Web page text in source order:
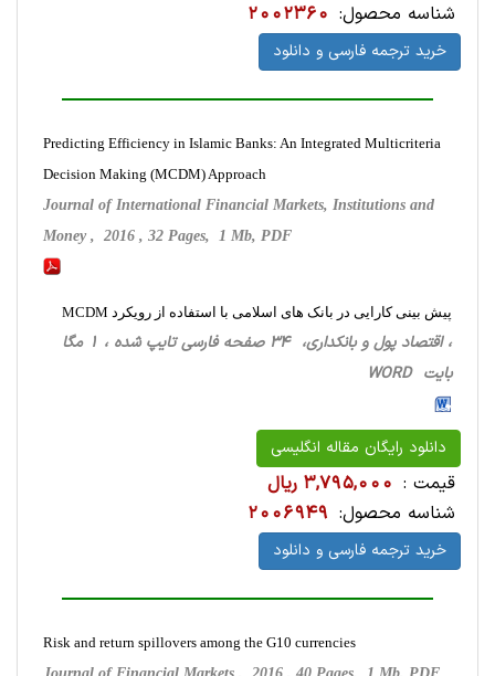
شناسه محصول: 2002360
خرید ترجمه فارسی و دانلود
Predicting Efficiency in Islamic Banks: An Integrated Multicriteria
Decision Making (MCDM) Approach
Journal of International Financial Markets, Institutions and
Money , 2016 , 32 Pages, 1 Mb, PDF
پیش بینی کارایی در بانک های اسلامی با استفاده از رویکرد MCDM
، اقتصاد پول و بانکداری، 34 صفحه فارسی تایپ شده ، 1 مگا
بایت WORD
دانلود رایگان مقاله انگلیسی
قیمت : 3,795,000 ریال
شناسه محصول: 2006949
خرید ترجمه فارسی و دانلود
Risk and return spillovers among the G10 currencies